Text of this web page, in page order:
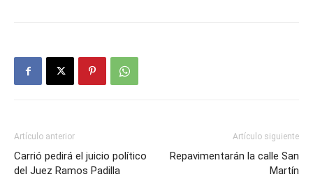
Artículo anterior
Carrió pedirá el juicio político
del Juez Ramos Padilla
Artículo siguiente
Repavimentarán la calle San
Martín